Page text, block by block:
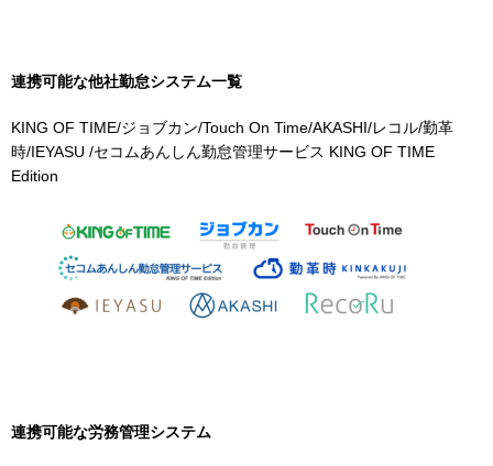
連携可能な他社勤怠システム一覧
KING OF TIME/ジョブカン/Touch On Time/AKASHI/レコル/勤革
時/IEYASU /セコムあんしん勤怠管理サービス KING OF TIME
Edition
連携可能な労務管理システム